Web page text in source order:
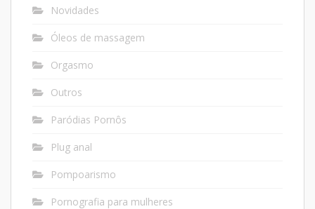
Novidades
Óleos de massagem
Orgasmo
Outros
Paródias Pornôs
Plug anal
Pompoarismo
Pornografia para mulheres